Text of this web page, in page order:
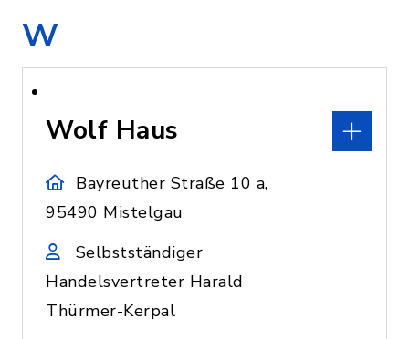
W
Wolf Haus
Bayreuther Straße 10 a,
95490 Mistelgau
Selbstständiger
Handelsvertreter Harald
Thürmer-Kerpal